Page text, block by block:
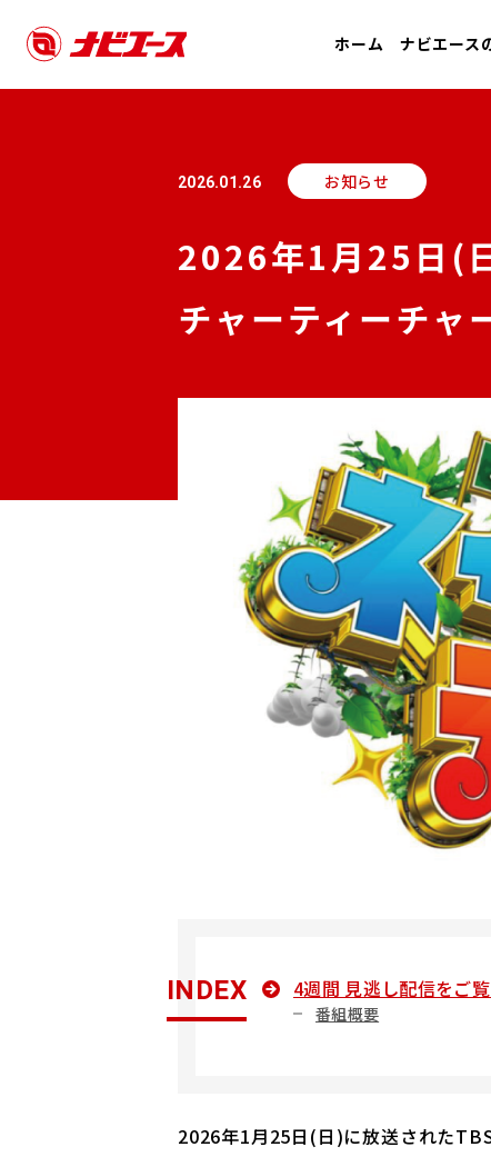
ホーム ナビエース
2026.01.26 お知らせ
2026年1月25日(
チャーティーチャ
INDEX 4週間 見逃し配信をご
番組概要
2026年1月25日(日)に放送された